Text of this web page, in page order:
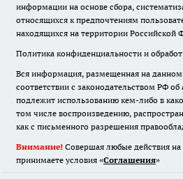
информации на основе сбора,
относящихся к предпочтениям
находящихся на территории Российской
Политика конфиденциальности и
Вся информация, размещенная на данном
соответствии с законодательством РФ
подлежит использованию кем-либо в
том числе воспроизведению,
как с письменного разрешения
Внимание! Совершая любые действия на
принимаете условия «Cоглашения»